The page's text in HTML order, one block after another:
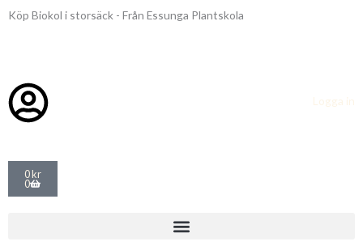
Hoppa
Köp Biokol i storsäck - Från Essunga Plantskola
Logga in
0kr
0
Varukorg